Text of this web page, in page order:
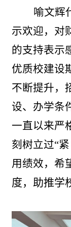
喻文辉
示欢迎，对
的支持表示
优质校建设
不断提升，
设、办学条
一直以来严
刻树立过“
用绩效，希
度，助推学